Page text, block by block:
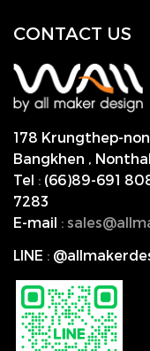
CONTACT US
178 Krungthep-
Bangkhen ,
Tel : (66)89-691
7283
E-mail : s
LINE :